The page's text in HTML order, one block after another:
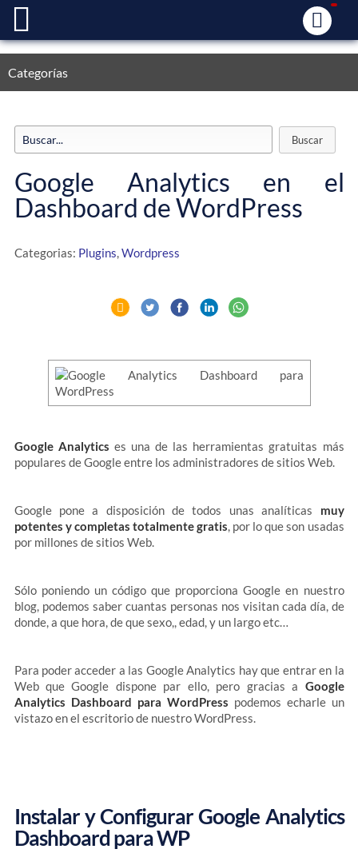
Categorías
Google Analytics en el
Dashboard de WordPress
Categorias: Plugins,Wordpress
Google Analytics es una de las herramientas gratuitas más
populares de Google entre los administradores de sitios Web.
Google pone a disposición de todos unas analíticas muy
potentes y completas totalmente gratis, por lo que son usadas
por millones de sitios Web.
Sólo poniendo un código que proporciona Google en nuestro
blog, podemos saber cuantas personas nos visitan cada día, de
donde, a que hora, de que sexo,, edad, y un largo etc…
Para poder acceder a las Google Analytics hay que entrar en la
Web que Google dispone par ello, pero gracias a Google
Analytics Dashboard para WordPress podemos echarle un
vistazo en el escritorio de nuestro WordPress.
Instalar y Configurar Google Analytics
Dashboard para WP